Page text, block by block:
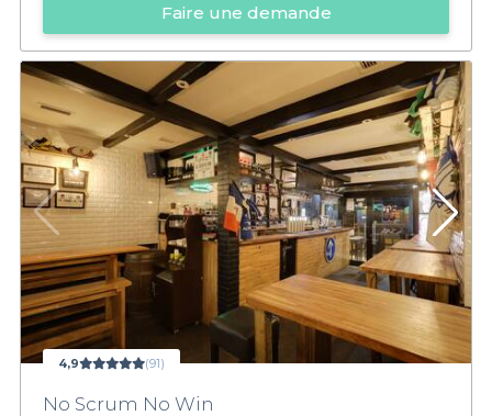
Faire une demande
4,9 (91)
No Scrum No Win